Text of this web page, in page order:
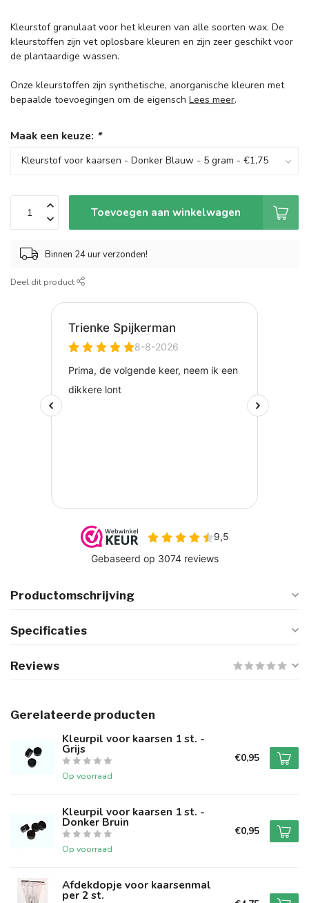
Kleurstof granulaat voor het kleuren van alle soorten wax. De
kleurstoffen zijn vet oplosbare kleuren en zijn zeer geschikt voor
de plantaardige wassen.
Onze kleurstoffen zijn synthetische, anorganische kleuren met
bepaalde toevoegingen om de eigensch Lees meer.
Maak een keuze: *
Toevoegen aan winkelwagen
Binnen 24 uur verzonden!
Deel dit product
Productomschrijving
Specificaties
Reviews
Gerelateerde producten
Kleurpil voor kaarsen 1 st. -
Grijs
Op voorraad
€0,95
Kleurpil voor kaarsen 1 st. -
Donker Bruin
Op voorraad
€0,95
Afdekdopje voor kaarsenmal
per 2 st.